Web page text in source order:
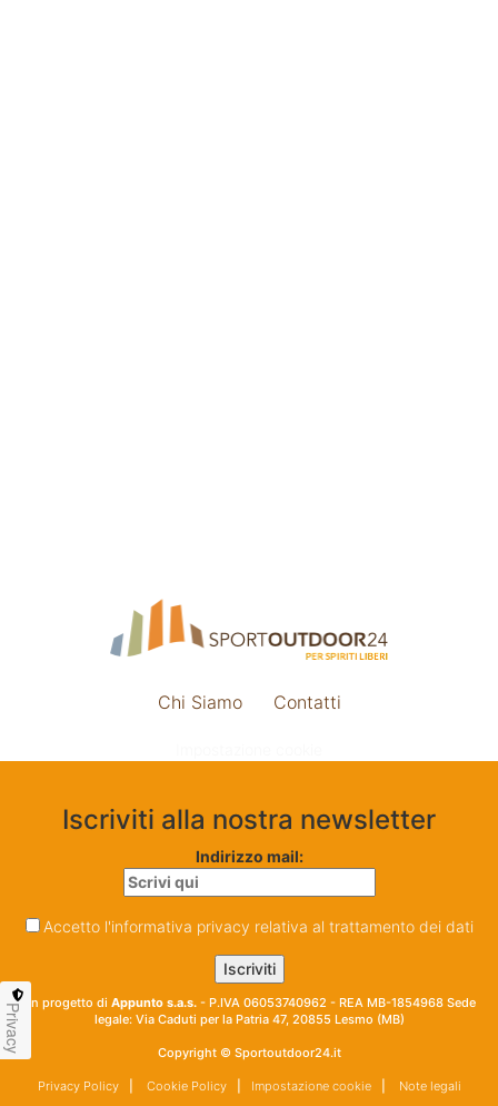
Chi Siamo Contatti
Iscriviti alla nostra newsletter
Indirizzo mail:
Accetto l'informativa privacy relativa al trattamento dei dati
Un progetto di Appunto s.a.s. - P.IVA 06053740962 - REA MB-1854968 Sede
legale: Via Caduti per la Patria 47, 20855 Lesmo (MB)
Copyright © Sportoutdoor24.it
Privacy Policy| Cookie Policy| Impostazione cookie| Note legali
Privacy